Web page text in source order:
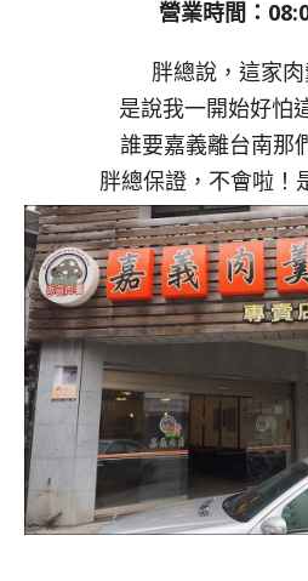
營業時間：
胖總說，這家肉
是說我一開始好怕
誰要嘉義離台南那
胖總保證，不會啦！